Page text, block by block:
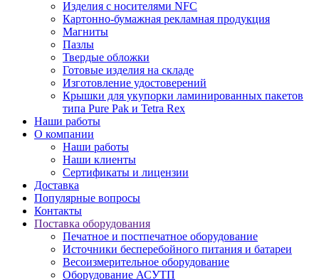
Изделия с носителями NFC
Картонно-бумажная рекламная продукция
Магниты
Пазлы
Твердые обложки
Готовые изделия на складе
Изготовление удостоверений
Крышки для укупорки ламинированных пакетов
типа Pure Pak и Tetra Rex
Наши работы
О компании
Наши работы
Наши клиенты
Сертификаты и лицензии
Доставка
Популярные вопросы
Контакты
Поставка оборудования
Печатное и постпечатное оборудование
Источники бесперебойного питания и батареи
Весоизмерительное оборудование
Оборудование АСУТП